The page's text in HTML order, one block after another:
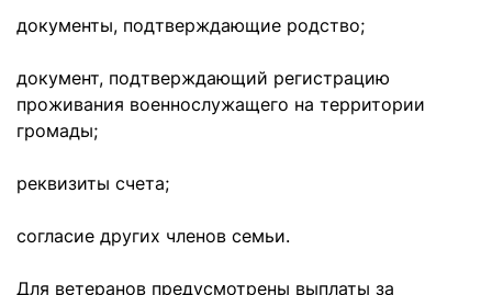
документы, подтверждающие родство;
документ, подтверждающий регистрацию
проживания военнослужащего на территории
громады;
реквизиты счета;
согласие других членов семьи.
Для ветеранов предусмотрены выплаты за